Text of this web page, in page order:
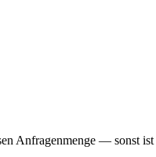
Anfragenmenge — sonst